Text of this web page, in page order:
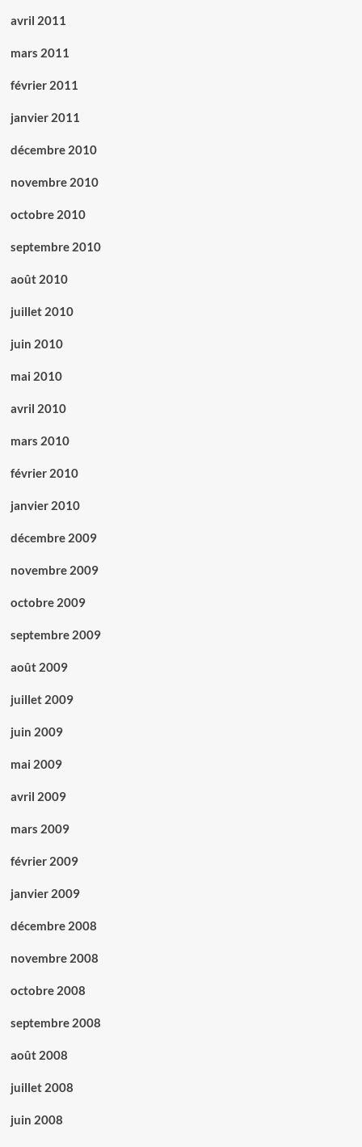
avril 2011
mars 2011
février 2011
janvier 2011
décembre 2010
novembre 2010
octobre 2010
septembre 2010
août 2010
juillet 2010
juin 2010
mai 2010
avril 2010
mars 2010
février 2010
janvier 2010
décembre 2009
novembre 2009
octobre 2009
septembre 2009
août 2009
juillet 2009
juin 2009
mai 2009
avril 2009
mars 2009
février 2009
janvier 2009
décembre 2008
novembre 2008
octobre 2008
septembre 2008
août 2008
juillet 2008
juin 2008